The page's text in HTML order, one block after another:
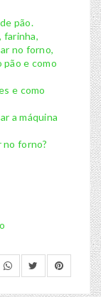
pão.
farinha,
no forno,
e como
e como
a máquina
no forno?